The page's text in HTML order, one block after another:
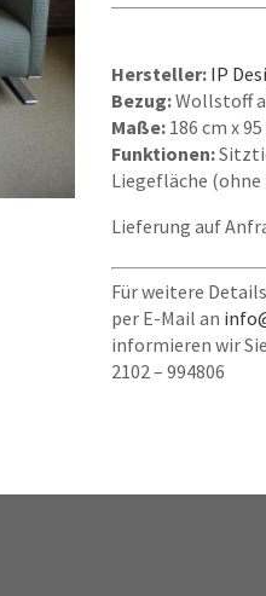
Hersteller: IP
Bezug:Wollstoff
Maße: 186 cm x
Funktionen:
Liegefläche (ohne
Lieferung auf
Für weitere
per E-Mail an
informieren wir
2102 – 994806